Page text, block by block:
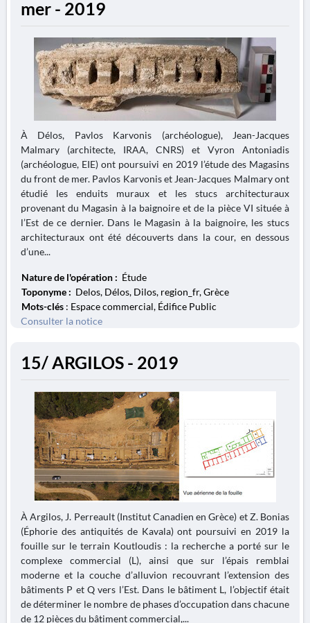
mer - 2019
À Délos, Pavlos Karvonis (archéologue), Jean-Jacques
Malmary (architecte, IRAA, CNRS) et Vyron Antoniadis
(archéologue, EIE) ont poursuivi en 2019 l’étude des Magasins
du front de mer. Pavlos Karvonis et Jean-Jacques Malmary ont
étudié les enduits muraux et les stucs architecturaux
provenant du Magasin à la baignoire et de la pièce VI située à
l’Est de ce dernier. Dans le Magasin à la baignoire, les stucs
architecturaux ont été découverts dans la cour, en dessous
d’une...
Nature de l'opération : Étude
Toponyme : Delos, Délos, Dilos, region_fr, Grèce
Mots-clés : Espace commercial, Édifice Public
Consulter la notice
15/ ARGILOS - 2019
À Argilos, J. Perreault (Institut Canadien en Grèce) et Z. Bonias
(Éphorie des antiquités de Kavala) ont poursuivi en 2019 la
fouille sur le terrain Koutloudis : la recherche a porté sur le
complexe commercial (L), ainsi que sur l’épais remblai
moderne et la couche d’alluvion recouvrant l’extension des
bâtiments P et Q vers l’Est. Dans le bâtiment L, l’objectif était
de déterminer le nombre de phases d’occupation dans chacune
de 12 pièces du bâtiment commercial,...